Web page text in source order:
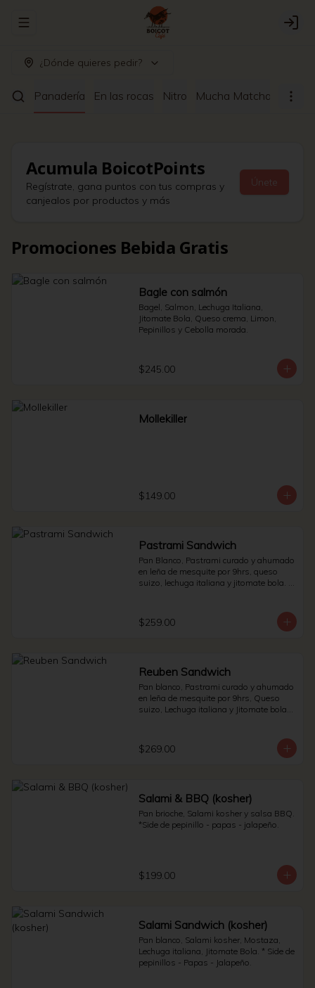
Abrir menu de navegación Login
¿Dónde quieres pedir?
Panadería En las rocas Nitro Mucha Matcha Café
Acumula BoicotPoints
Regístrate, gana puntos con tus compras y
canjealos por productos y más
Únete
Promociones Bebida Gratis
Bagle con salmón
Bagel, Salmon, Lechuga Italiana,
Jitomate Bola, Queso crema, Limon,
Pepinillos y Cebolla morada.
$245.00
Mollekiller
$149.00
Pastrami Sandwich
Pan Blanco, Pastrami curado y ahumado
en leña de mesquite por 9hrs, queso
suizo, lechuga italiana y jitomate bola. *
$259.00
Reuben Sandwich
Pan blanco, Pastrami curado y ahumado
en leña de mesquite por 9hrs, Queso
suizo, Lechuga italiana y Jitomate bola. *
$269.00
Salami & BBQ (kosher)
Pan brioche, Salami kosher y salsa BBQ.
*Side de pepinillo - papas - jalapeño.
$199.00
Salami Sandwich (kosher)
Pan blanco, Salami kosher, Mostaza,
Lechuga italiana, Jitomate Bola. * Side de
pepinillos - Papas - Jalapeño.